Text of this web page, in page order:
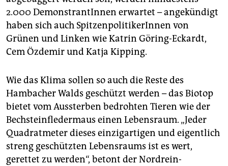
2.000 DemonstrantInnen erwartet – angekündigt
haben sich auch SpitzenpolitikerInnen von
Grünen und Linken wie Katrin Göring-Eckardt,
Cem Özdemir und Katja Kipping.
Wie das Klima sollen so auch die Reste des
Hambacher Walds geschützt werden – das Biotop
bietet vom Aussterben bedrohten Tieren wie der
Bechsteinfledermaus einen Lebensraum. „Jeder
Quadratmeter dieses einzigartigen und eigentlich
streng geschützten Lebensraums ist es wert,
gerettet zu werden“, betont der Nordrein-